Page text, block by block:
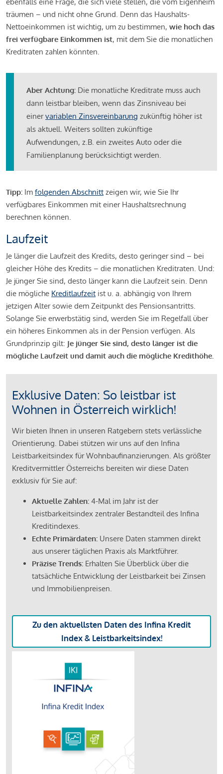
ebenfalls eine Frage, die sich viele stellen, die vom Eigenheim
träumen – und nicht ohne Grund. Denn das Haushalts-
Nettoeinkommen ist wichtig, um zu bestimmen, wie hoch das
frei verfügbare Einkommen ist, mit dem Sie die monatlichen
Kreditraten zahlen könnten.
Aber Achtung: Die monatliche Kreditrate muss auch
dann leistbar bleiben, wenn das Zinsniveau bei
einervariablen Zinsvereinbarung zukünftig höher ist
als aktuell. Weiters sollten zukünftige
Aufwendungen, z.B. ein zweites Auto oder die
Familienplanung berücksichtigt werden.
Tipp: Im folgenden Abschnitt zeigen wir, wie Sie Ihr
verfügbares Einkommen mit einer Haushaltsrechnung
berechnen können.
Laufzeit
Je länger die Laufzeit des Kredits, desto geringer sind – bei
gleicher Höhe des Kredits – die monatlichen Kreditraten. Und:
Je jünger Sie sind, desto länger kann die Laufzeit sein. Denn
die mögliche Kreditlaufzeit ist u. a. abhängig von Ihrem
jetzigen Alter sowie dem Zeitpunkt des Pensionsantritts.
Solange Sie erwerbstätig sind, werden Sie im Regelfall über
ein höheres Einkommen als in der Pension verfügen. Als
Grundprinzip gilt: Je jünger Sie sind, desto länger ist die
mögliche Laufzeit und damit auch die mögliche Kredithöhe.
Exklusive Daten: So leistbar ist
Wohnen in Österreich wirklich!
Wir bieten Ihnen in unseren Ratgebern stets verlässliche
Orientierung. Dabei stützen wir uns auf den Infina
Leistbarkeitsindex für Wohnbaufinanzierungen. Als größter
Kreditvermittler Österreichs bereiten wir diese Daten
exklusiv für Sie auf:
Aktuelle Zahlen: 4-Mal im Jahr ist der
Leistbarkeitsindex zentraler Bestandteil des Infina
Kreditindexes.
Echte Primärdaten: Unsere Daten stammen direkt
aus unserer täglichen Praxis als Marktführer.
Präzise Trends: Erhalten Sie Überblick über die
tatsächliche Entwicklung der Leistbarkeit bei Zinsen
und Immobilienpreisen.
Zu den aktuellsten Daten des Infina Kredit
Index & Leistbarkeitsindex!